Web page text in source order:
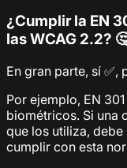
¿Cumplir la EN
las WCAG 2.2?
En gran parte, sí ✅,
Por ejemplo, EN
biométricos. Si una
que los utiliza,
cumplir con esta